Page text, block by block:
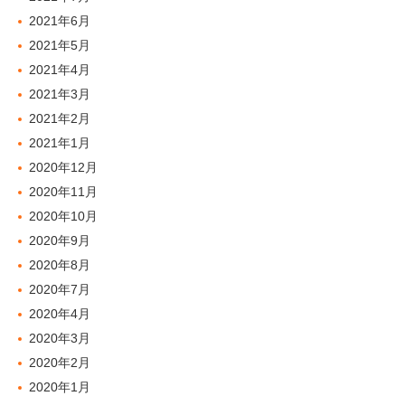
2021年6月
2021年5月
2021年4月
2021年3月
2021年2月
2021年1月
2020年12月
2020年11月
2020年10月
2020年9月
2020年8月
2020年7月
2020年4月
2020年3月
2020年2月
2020年1月